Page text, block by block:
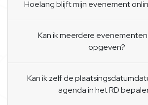
Hoelang blijft mijn evenement
Kan ik meerdere
opgeven?
Kan ik zelf de
agenda in het RD